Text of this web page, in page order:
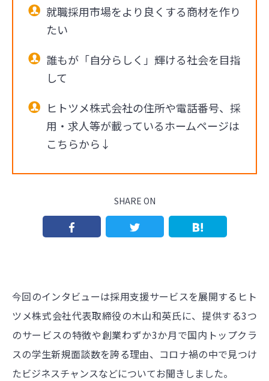
就職採用市場をより良くする商材を作り
たい
誰もが「自分らしく」輝ける社会を目指
して
ヒトツメ株式会社の住所や電話番号、採
用・求人等が載っているホームページは
こちらから↓
SHARE ON
今回のインタビューは採用支援サービスを展開するヒト
ツメ株式会社代表取締役の木山和英氏に、提供する3つ
のサービスの特徴や創業わずか3か月で国内トップクラ
スの学生新規面談数を誇る理由、コロナ禍の中で見つけ
たビジネスチャンスなどについてお聞きしました。